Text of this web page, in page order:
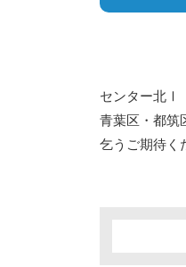
センター北Ⅰ
青葉区・都筑
乞うご期待く